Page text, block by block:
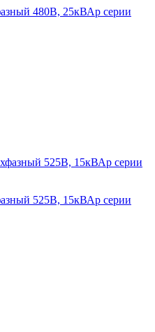
480В, 25кВАр серии
525В, 15кВАр серии